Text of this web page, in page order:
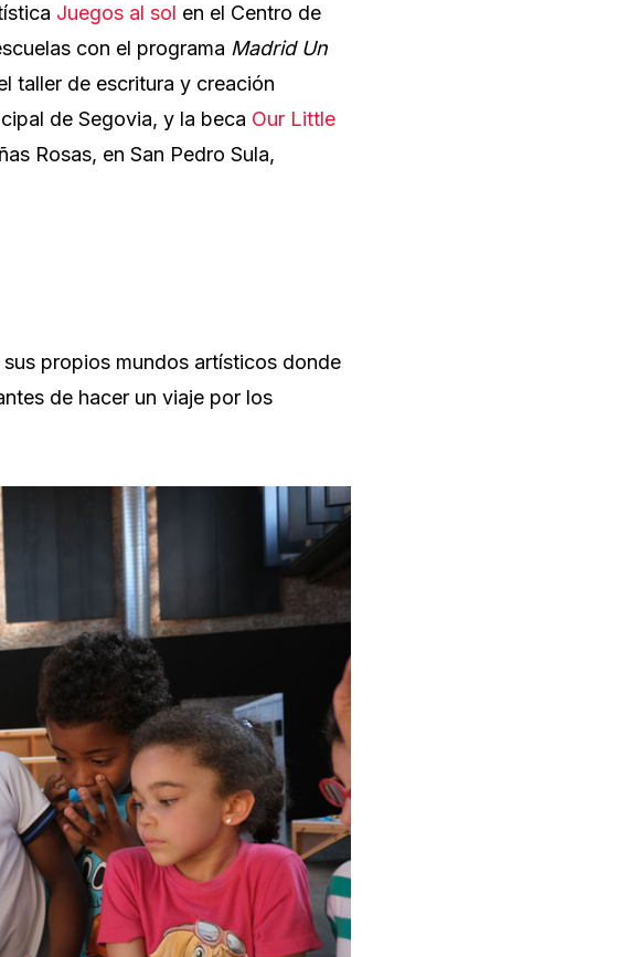
Juegos al sol en el Centro de
con el programa Madrid Un
taller de escritura y creación
de Segovia, y la beca Our Little
Rosas, en San Pedro Sula,
propios mundos artísticos donde
de hacer un viaje por los